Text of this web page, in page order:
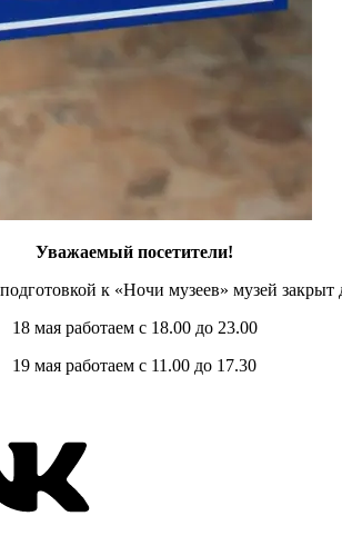
Уважаемый посетители!
к «Ночи музеев» музей закрыт
18 мая работаем с 18.00 до 23.00
19 мая работаем с 11.00 до 17.30